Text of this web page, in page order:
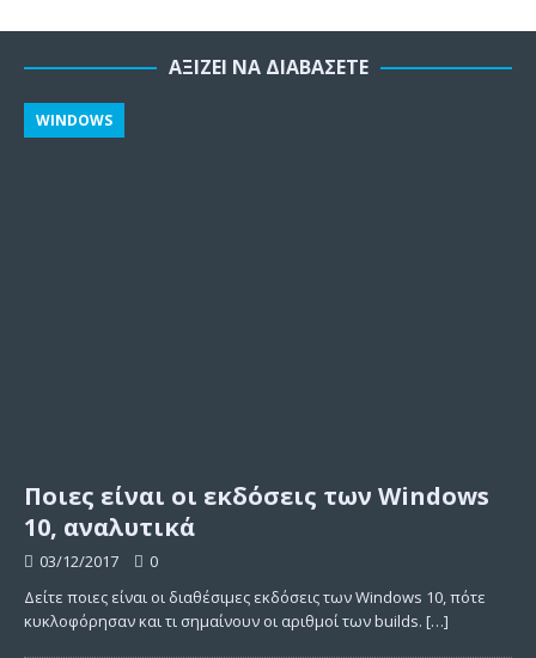
ΑΞΊΖΕΙ ΝΑ ΔΙΑΒΆΣΕΤΕ
Ποιες είναι οι εκδόσεις των Windows
10, αναλυτικά
WINDOWS
03/12/2017
0
Δείτε ποιες είναι οι διαθέσιμες εκδόσεις των Windows 10, πότε
κυκλοφόρησαν και τι σημαίνουν οι αριθμοί των builds. […]